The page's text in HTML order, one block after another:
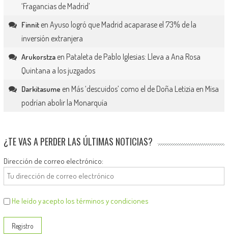
‘Fragancias de Madrid’
Finniten Ayuso logró que Madrid acaparase el 73% de la
inversión extranjera
Arukorstzaen Pataleta de Pablo Iglesias: Lleva a Ana Rosa
Quintana a los juzgados
Darkitasume en Más ‘descuidos’ como el de Doña Letizia en Misa
podrían abolir la Monarquía
¿TE VAS A PERDER LAS ÚLTIMAS NOTICIAS?
Dirección de correo electrónico:
He leído y acepto los términos y condiciones